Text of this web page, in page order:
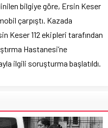
bilgiye göre, Ersin Keser
çarpıştı. Kazada
Keser 112 ekipleri tarafından
Hastanesi’ne
ilgili soruşturma başlatıldı.